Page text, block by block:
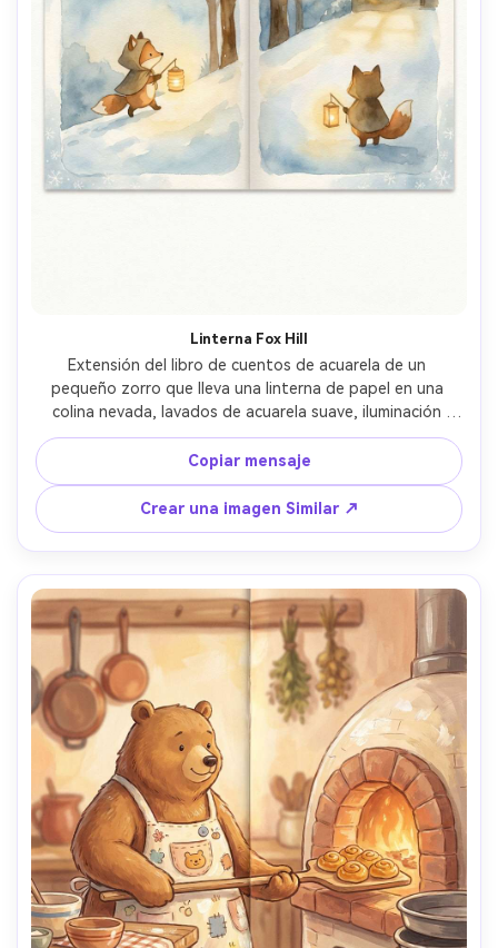
Linterna Fox Hill
Extensión del libro de cuentos de acuarela de un
pequeño zorro que lleva una linterna de papel en una
colina nevada, lavados de acuarela suave, iluminación
cálida para dormir, textura dibujada a mano, nieve suave
que cae, formas simples para la legibilidad de los niños,
diseño de personajes consistente a través de las páginas,
espacio para el texto en la parte superior, lente de 85
mm, profundidad de campo poco profunda- -ar 4:5
Copiar mensaje
Crear una imagen Similar ↗